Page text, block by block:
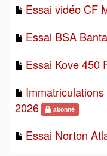
Essai vidéo CF
Essai BSA
Essai Kove 450
2026
abonné
Essai Norton